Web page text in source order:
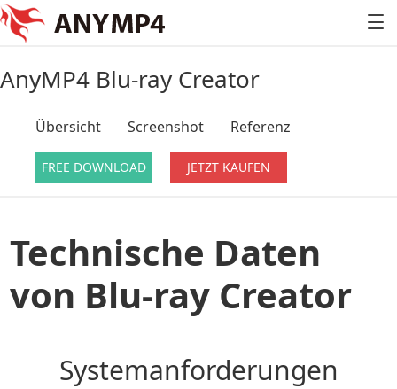
AnyMP4 Blu-ray Creator
Übersicht Screenshot Referenz
FREE DOWNLOAD JETZT KAUFEN
Technische Daten
von Blu-ray Creator
Systemanforderungen